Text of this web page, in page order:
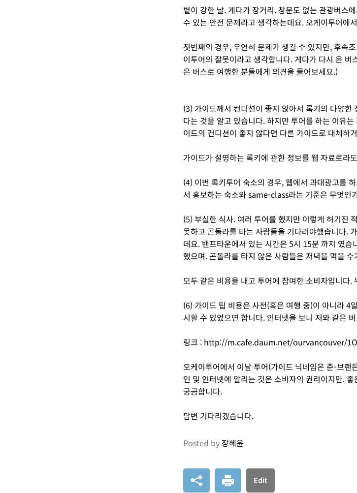
볕이 강한 날. 게다가 장거리. 창문도 없는 관광버스
수 있는 안전 문제라고 생각하는데요. 오케이투어에
첫번째의 경우, 우연히 문제가 생길 수 있지만, 후속
이투어의 잘못이라고 생각합니다. 게다가 다시 온
은 버스로 여행한 분들에게 의견을 물어보세요.)
(3) 가이드께서 컨디션이 좋지 않아서 록키의 다양
다는 것을 알고 있습니다. 하지만 투어를 하는 이유
이드의 컨디션이 좋지 않다면 다른 가이드로 대체하
가이드가 설명하는 록키에 관한 정보를 웹 자료로라
(4) 이번 록키투어 숙소의 경우, 웹에서 과대광고를
서 홍보하는 숙소와 same-class라는 기준은 무엇인
(5) 부실한 식사. 여러 투어를 했지만 이렇게 허기진
못하고 곤돌라를 타는 사람들을 기다려야했습니다.
데요. 밴프타운에서 있는 시간은 5시 15분 까지 였
했으며. 곤돌라를 타지 않은 사람들은 저녁을 먹을
모두 같은 비용을 내고 투어에 참여한 소비자입니다
(6) 가이드 팁 비용은 사전(혹은 여행 중)이 아니라 4
시할 수 있었으면 합니다. 인터넷을 보니 저와 같은
링크 : http://m.cafe.daum.net/ourvancouver/
오케이투어에서 이날 투어(가이드 닉네임은 준-브랜
인 및 인터넷에 알리는 것은 소비자의 권리이지만.
궁금합니다.
답변 기다리겠습니다.
Posted by 장혜윤
Edit